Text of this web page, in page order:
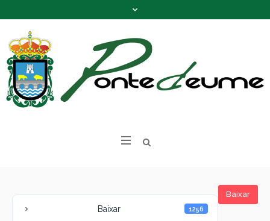
Baixar
Baixar 1256